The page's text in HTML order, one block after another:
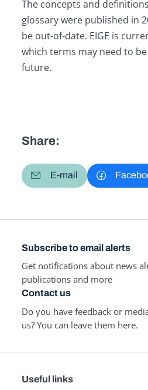
The concepts and
glossary were published in
be out-of-date. EIGE is
which terms may need to
future.
Share:
E-mail
Subscribe to email alerts
Get notifications about news
publications and more
Contact us
Do you have feedback or
us? You can leave them here.
Useful links